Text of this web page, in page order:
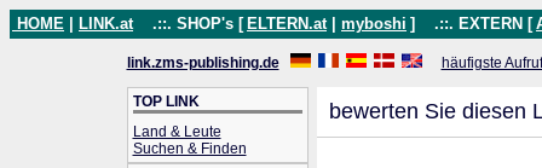
HOME LINK.at .::. SHOP's [ ELTERN.at myboshi ] .::. EXTERN [
link.zms-publishing.de häufigste
TOP LINK
Land & Leute
Suchen & Finden
bewerten Sie diesen